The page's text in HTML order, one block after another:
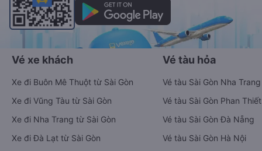
Vé xe khách
Xe đi Buôn Mê Thuột từ Sài Gòn
Xe đi Vũng Tàu từ Sài Gòn
Xe đi Nha Trang từ Sài Gòn
Xe đi Đà Lạt từ Sài Gòn
Vé tàu hỏa
Vé tàu Sài Gòn Nha Trang
Vé tàu Sài Gòn Phan Thiết
Vé tàu Sài Gòn Đà Nẵng
Vé tàu Sài Gòn Hà Nội